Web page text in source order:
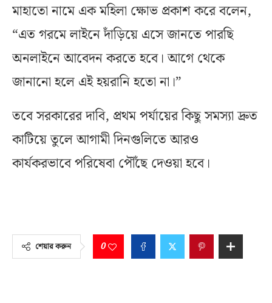
মাহাতো নামে এক মহিলা ক্ষোভ প্রকাশ করে বলেন,
“এত গরমে লাইনে দাঁড়িয়ে এসে জানতে পারছি
অনলাইনে আবেদন করতে হবে। আগে থেকে
জানানো হলে এই হয়রানি হতো না।”
তবে সরকারের দাবি, প্রথম পর্যায়ের কিছু সমস্যা দ্রুত
কাটিয়ে তুলে আগামী দিনগুলিতে আরও
কার্যকরভাবে পরিষেবা পৌঁছে দেওয়া হবে।
শেয়ার করুন 0